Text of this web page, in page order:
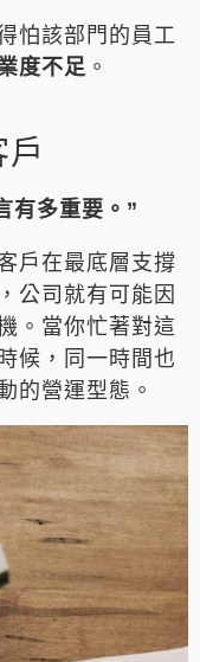
怕該部門的員工
度不足 。
有多重要。”
戶在最底層支撐
公司就有可能因
。當你忙著對這
候，同一時間也
的營運型態。